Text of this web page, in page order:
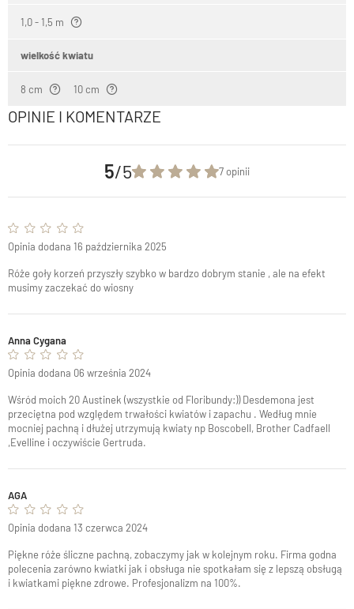
1,0 - 1,5 m
wielkość kwiatu
8 cm 10 cm
OPINIE I KOMENTARZE
5/5 7 opinii
Róże goły korzeń przyszły szybko w bardzo dobrym stanie , ale na efekt
musimy zaczekać do wiosny
Anna Cygana
Opinia dodana 16 października 2025
Wśród moich 20 Austinek (wszystkie od Floribundy:)) Desdemona jest
przeciętna pod względem trwałości kwiatów i zapachu . Według mnie
mocniej pachną i dłużej utrzymują kwiaty np Boscobell, Brother Cadfaell
,Evelline i oczywiście Gertruda.
AGA
Opinia dodana 06 września 2024
Piękne róże śliczne pachną, zobaczymy jak w kolejnym roku. Firma godna
polecenia zarówno kwiatki jak i obsługa nie spotkałam się z lepszą obsługą
i kwiatkami piękne zdrowe. Profesjonalizm na 100%.
Opinia dodana 13 czerwca 2024